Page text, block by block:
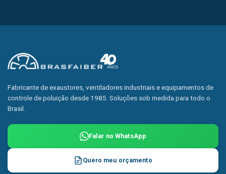
Fabricante de exaustores, ventiladores industriais e equipamentos de
controle de poluição desde 1985. Soluções sob medida para todo o
Brasil.
Falar no WhatsApp
Quero meu orçamento